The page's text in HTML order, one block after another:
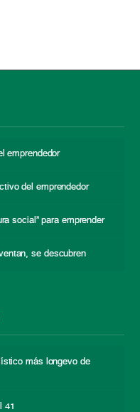
emprendedor
del emprendedor
social” para emprender
se descubren
más longevo de
41